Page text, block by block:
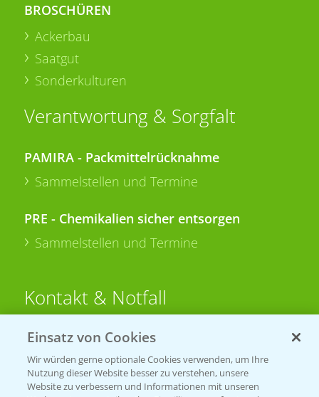
BROSCHÜREN
Ackerbau
Saatgut
Sonderkulturen
Verantwortung & Sorgfalt
PAMIRA - Packmittelrücknahme
Sammelstellen und Termine
PRE - Chemikalien sicher entsorgen
Sammelstellen und Termine
Kontakt & Notfall
Beratung auf WhatsApp
T.+49 (0)174 346 564 1
Einsatz von Cookies
Wir würden gerne optionale Cookies verwenden, um Ihre
Nutzung dieser Website besser zu verstehen, unsere
Website zu verbessern und Informationen mit unseren